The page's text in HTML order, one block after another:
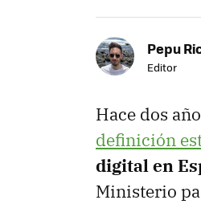
Pepu
Editor
Hace dos
definición
digital en
Ministerio